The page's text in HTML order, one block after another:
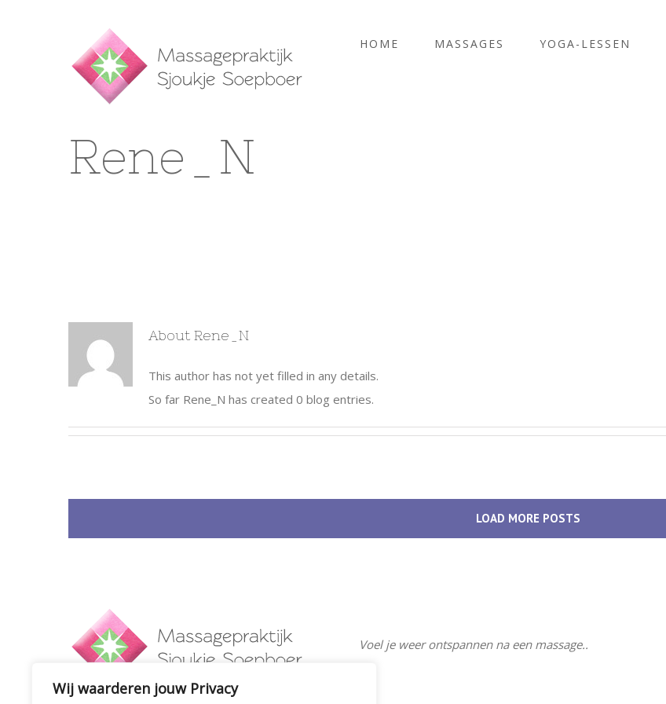
Wij waarderen jouw Privacy
HOME MASSAGES YOGA-LESSEN
Rene_N
About Rene_N
This author has not yet filled in any details.
So far Rene_N has created 0 blog entries.
LOAD MORE POSTS
Voel je weer ontspannen na een massage..